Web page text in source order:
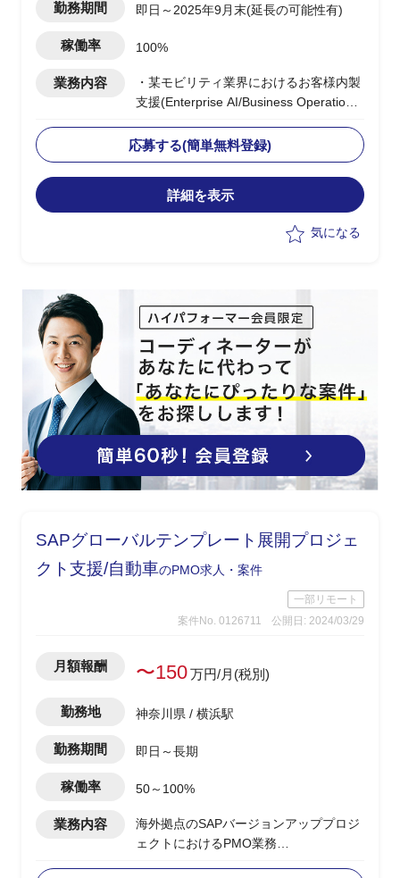
勤務期間 即日～2025年9月末(延長の可能性有)
稼働率 100%
業務内容
・某モビリティ業界におけるお客様内製
支援(Enterprise AI/Business Operation)
・ITサービス基盤展開PJの企画支援
・サービス立ち上げの構想整理や立て付
け設計支援
・ユーザー部門と連携した要件整理、PJ
・調達や仕入れ先との交渉を含む契約支
応募する(簡単無料登録)
詳細を表示
気になる
SAPグローバルテンプレート展開プロジェ
クト支援/自動車のPMO求人・案件
一部リモート
案件No. 0126711
公開日: 2024/03/29
月額報酬 〜150万円/月(税別)
勤務地 神奈川県 / 横浜駅
勤務期間 即日～長期
稼働率 50～100%
業務内容
海外拠点のSAPバージョンアッププロジ
ェクトにおけるPMO業務